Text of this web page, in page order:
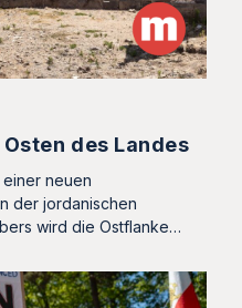
des Landes
neuen
der jordanischen
wird die Ostflanke…